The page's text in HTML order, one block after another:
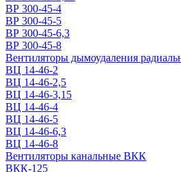
ВР 300-45-4
ВР 300-45-5
ВР 300-45-6,3
ВР 300-45-8
Вентиляторы дымоудаления
ВЦ 14-46-2
ВЦ 14-46-2,5
ВЦ 14-46-3,15
ВЦ 14-46-4
ВЦ 14-46-5
ВЦ 14-46-6,3
ВЦ 14-46-8
Вентиляторы канальные ВКК
ВКК-125